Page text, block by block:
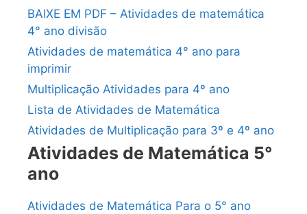
BAIXE EM PDF – Atividades de matemática
4° ano divisão
Atividades de matemática 4° ano para
imprimir
Multiplicação Atividades para 4º ano
Lista de Atividades de Matemática
Atividades de Multiplicação para 3º e 4º ano
Atividades de Matemática 5°
ano
Atividades de Matemática Para o 5° ano